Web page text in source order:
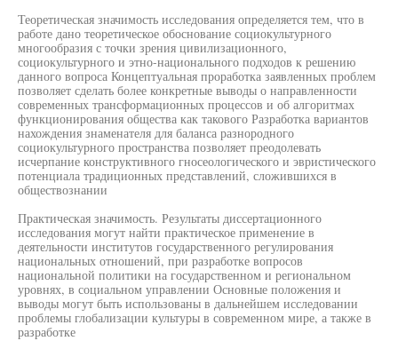
Теоретическая значимость исследования определяется тем, что в
работе дано теоретическое обоснование социокультурного
многообразия с точки зрения цивилизационного,
социокультурного и этно-национального подходов к решению
данного вопроса Концептуальная проработка заявленных проблем
позволяет сделать более конкретные выводы о направленности
современных трансформационных процессов и об алгоритмах
функционирования общества как такового Разработка вариантов
нахождения знаменателя для баланса разнородного
социокультурного пространства позволяет преодолевать
исчерпание конструктивного гносеологического и эвристического
потенциала традиционных представлений, сложившихся в
обществознании
Практическая значимость. Результаты диссертационного
исследования могут найти практическое применение в
деятельности институтов государственного регулирования
национальных отношений, при разработке вопросов
национальной политики на государственном и региональном
уровнях, в социальном управлении Основные положения и
выводы могут быть использованы в дальнейшем исследовании
проблемы глобализации культуры в современном мире, а также в
разработке